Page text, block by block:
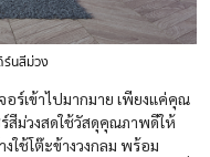
ร์นสีม่วง
อร์เข้าไปมากมาย เพียงแค่คุณ
สีม่วงสดใช้วัสดุคุณภาพดีให้
ใช้โต๊ะข้างวงกลม พร้อม